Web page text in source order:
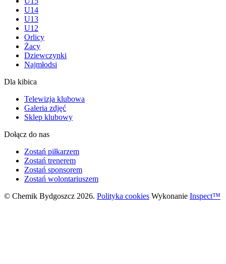
U14
U13
U12
Orlicy
Żacy
Dziewczynki
Najmłodsi
Dla kibica
Telewizja klubowa
Galeria zdjęć
Sklep klubowy
Dołącz do nas
Zostań piłkarzem
Zostań trenerem
Zostań sponsorem
Zostań wolontariuszem
© Chemik Bydgoszcz 2026. Polityka cookies Wykonanie Inspect™